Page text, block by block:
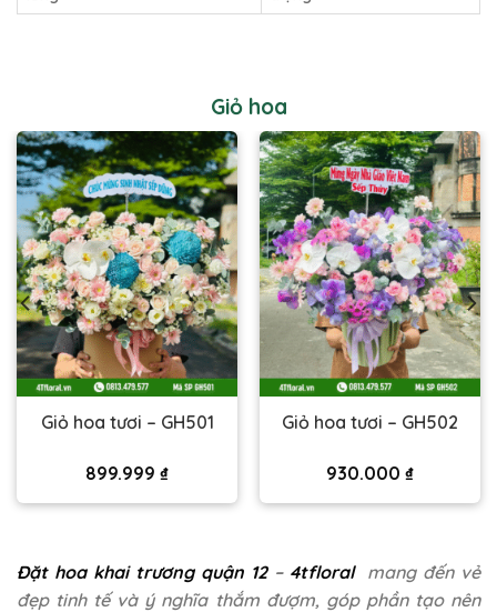
Giỏ hoa
Giỏ hoa tươi – GH501
899.999 ₫
Giỏ hoa tươi – GH502
930.000 ₫
Đặt hoa khai trương quận 12– 4tfloral mang đến vẻ
đẹp tinh tế và ý nghĩa thắm đượm, góp phần tạo nên